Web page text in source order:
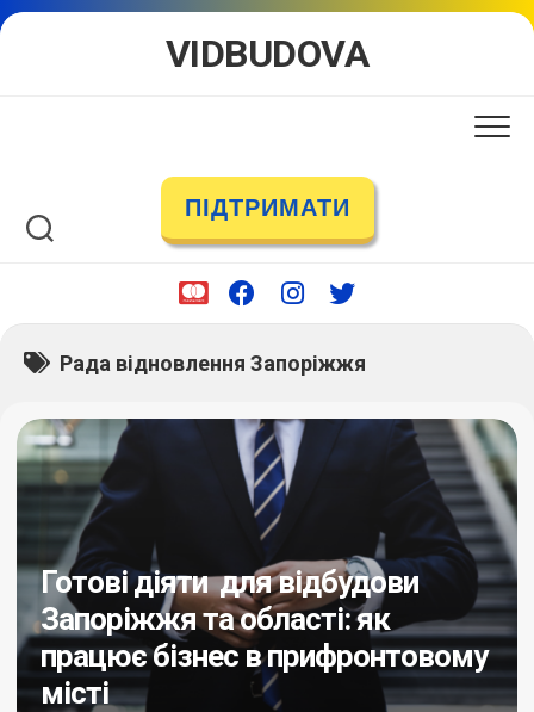
Skip
VIDBUDOVA
ПІДТРИМАТИ
Рада відновлення Запоріжжя
Готові діяти для відбудови
Запоріжжя та області: як
працює бізнес в прифронтовому
місті